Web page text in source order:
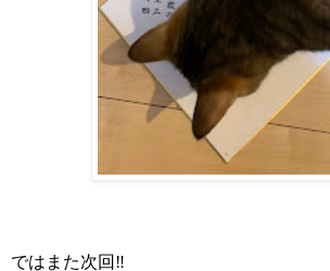
ではまた次回‼